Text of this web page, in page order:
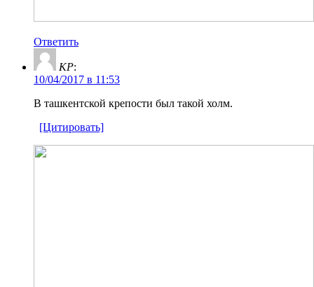
Ответить
KP:
10/04/2017 в 11:53
В ташкентской крепости был такой холм.
[Цитировать]